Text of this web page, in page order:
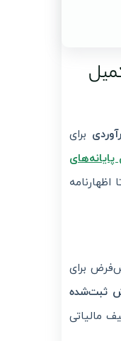
برای
پایانه‌های
اظهارنامه
برای
ثبت‌شده
مالیاتی